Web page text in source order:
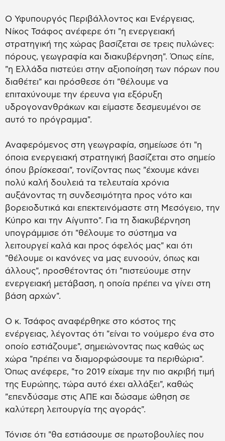
Ο Υφυπουργός Περιβάλλοντος και Ενέργειας,
Νίκος Τσάφος ανέφερε ότι "η ενεργειακή
στρατηγική της χώρας βασίζεται σε τρεις πυλώνες:
πόρους, γεωγραφία και διακυβέρνηση". Όπως είπε,
"η Ελλάδα πιστεύει στην αξιοποίηση των πόρων που
διαθέτει" και πρόσθεσε ότι "θέλουμε να
επιταχύνουμε την έρευνα για εξόρυξη
υδρογονανθράκων και είμαστε δεσμευμένοι σε
αυτό το πρόγραμμα".
Αναφερόμενος στη γεωγραφία, σημείωσε ότι "η
όποια ενεργειακή στρατηγική βασίζεται στο σημείο
όπου βρίσκεσαι", τονίζοντας πως "έχουμε κάνει
πολύ καλή δουλειά τα τελευταία χρόνια
αυξάνοντας τη συνδεσιμότητα προς νότο και
βορειοδυτικά και επεκτεινόμαστε στη Μεσόγειο, την
Κύπρο και την Αίγυπτο". Για τη διακυβέρνηση
υπογράμμισε ότι "θέλουμε το σύστημα να
λειτουργεί καλά και προς όφελός μας" και ότι
"θέλουμε οι κανόνες να μας ευνοούν, όπως και
άλλους", προσθέτοντας ότι "πιστεύουμε στην
ενεργειακή μετάβαση, η οποία πρέπει να γίνει στη
βάση αρχών".
Ο κ. Τσάφος αναφέρθηκε στο κόστος της
ενέργειας, λέγοντας ότι "είναι το νούμερο ένα στο
οποίο εστιάζουμε", σημειώνοντας πως καθώς ως
χώρα "πρέπει να διαμορφώσουμε τα περιθώρια".
Όπως ανέφερε, "το 2019 είχαμε την πιο ακριβή τιμή
της Ευρώπης, τώρα αυτό έχει αλλάξει", καθώς
"επενδύσαμε στις ΑΠΕ και δώσαμε ώθηση σε
καλύτερη λειτουργία της αγοράς".
Τόνισε ότι "θα εστιάσουμε σε πρωτοβουλίες που